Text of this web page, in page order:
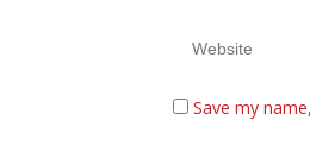
Save my